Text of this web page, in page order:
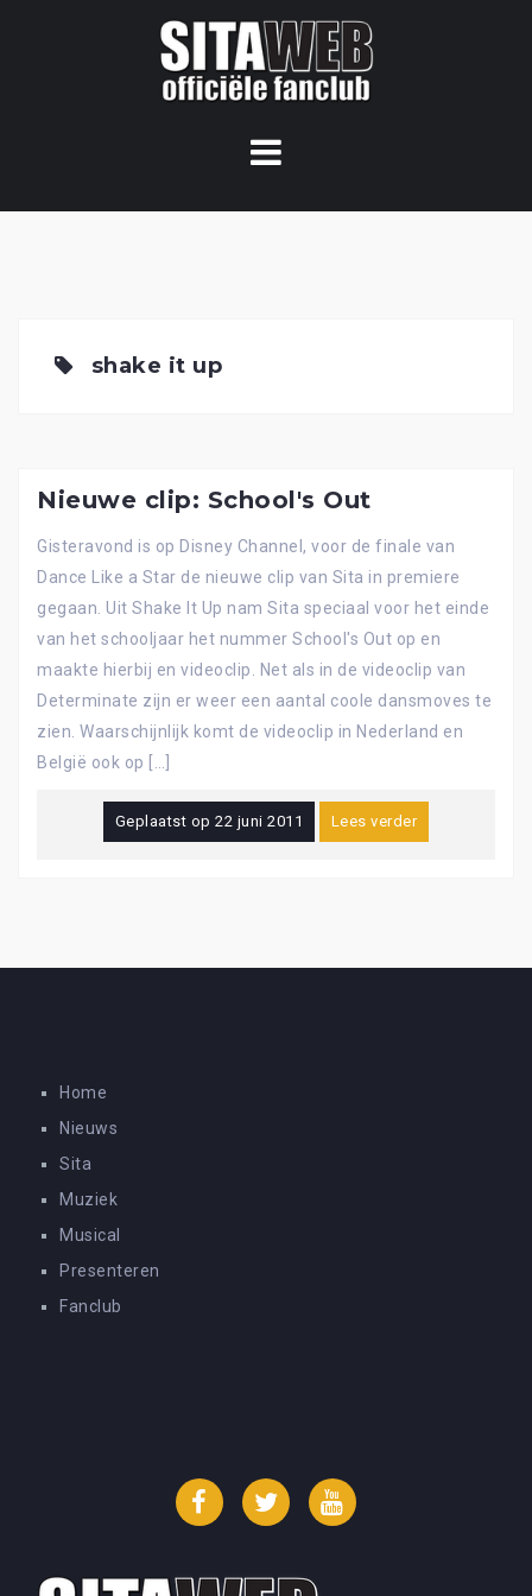
shake it up
Nieuwe clip: School's Out
Gisteravond is op Disney Channel, voor de finale van
Dance Like a Star de nieuwe clip van Sita in premiere
gegaan. Uit Shake It Up nam Sita speciaal voor het einde
van het schooljaar het nummer School's Out op en
maakte hierbij en videoclip. Net als in de videoclip van
Determinate zijn er weer een aantal coole dansmoves te
zien. Waarschijnlijk komt de videoclip in Nederland en
België ook op […]
Geplaatst op22 juni 2011 Lees verder
Home
Nieuws
Sita
Muziek
Musical
Presenteren
Fanclub
FacebookTwitter YouTube